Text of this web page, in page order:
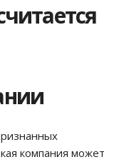
компания может